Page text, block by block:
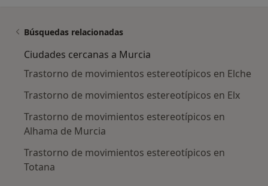
Búsquedas relacionadas
Ciudades cercanas a Murcia
Trastorno de movimientos estereotípicos en Elche
Trastorno de movimientos estereotípicos en Elx
Trastorno de movimientos estereotípicos en
Alhama de Murcia
Trastorno de movimientos estereotípicos en
Totana